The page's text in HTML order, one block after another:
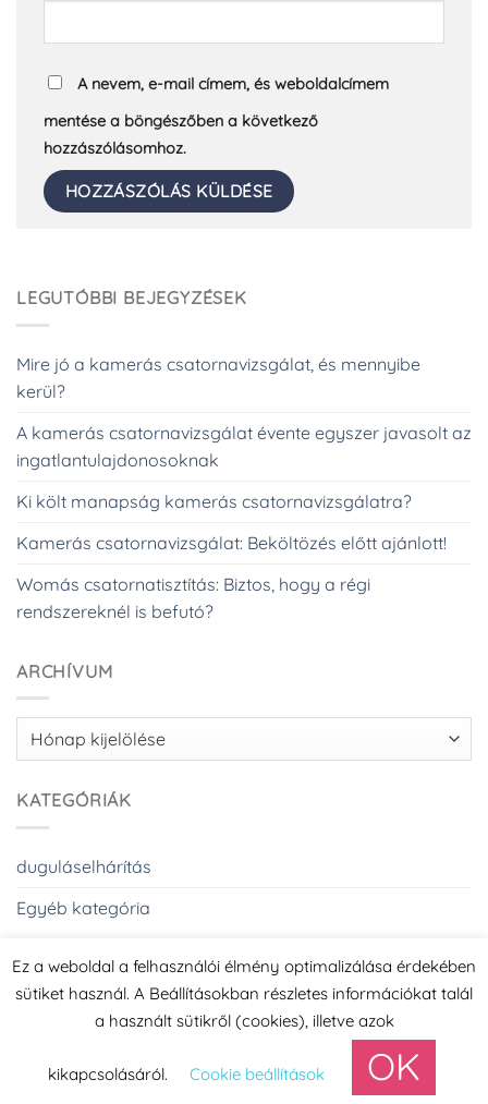
A nevem, e-mail címem, és weboldalcímem
mentése a böngészőben a következő
hozzászólásomhoz.
LEGUTÓBBI BEJEGYZÉSEK
Mire jó a kamerás csatornavizsgálat, és mennyibe
kerül?
A kamerás csatornavizsgálat évente egyszer javasolt az
ingatlantulajdonosoknak
Ki költ manapság kamerás csatornavizsgálatra?
Kamerás csatornavizsgálat: Beköltözés előtt ajánlott!
Womás csatornatisztítás: Biztos, hogy a régi
rendszereknél is befutó?
ARCHÍVUM
Archívum
KATEGÓRIÁK
duguláselhárítás
Egyéb kategória
Copyright 2026 ©Duguláselhárítást
Ez a weboldal a felhasználói élmény optimalizálása érdekében
sütiket használ. A Beállításokban részletes információkat talál
a használt sütikről (cookies), illetve azok
kikapcsolásáról. Cookie beállítások OK